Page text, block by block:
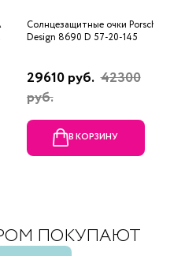
Солнцезащитные очки Porsche
Design 8690 D 57-20-145
29610 руб. 42300
руб.
В КОРЗИНУ
ПОКУПАЮТ